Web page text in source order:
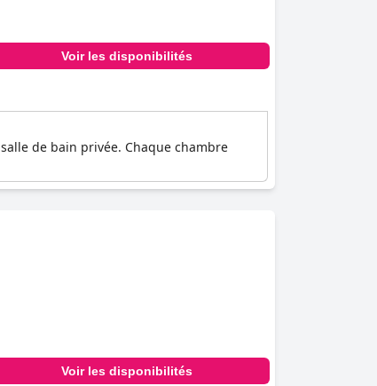
Voir les disponibilités
de bain privée. Chaque chambre
Voir les disponibilités